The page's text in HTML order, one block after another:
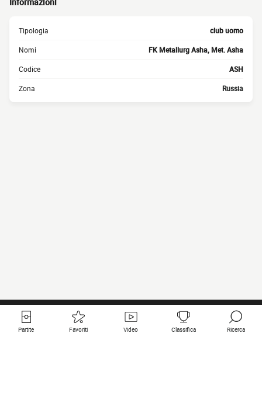
Tipologia club uomo
Nomi FK Metallurg Asha, Met. Asha
Codice ASH
Zona Russia
Partite Favoriti Video Classifica Ricerca